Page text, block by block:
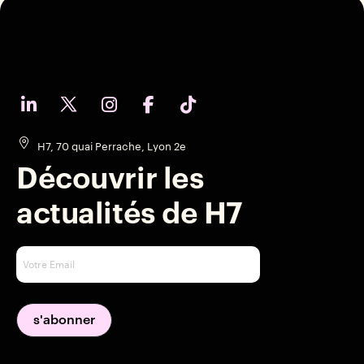
H7, 70 quai Perrache, Lyon 2e
Découvrir les
actualités de H7